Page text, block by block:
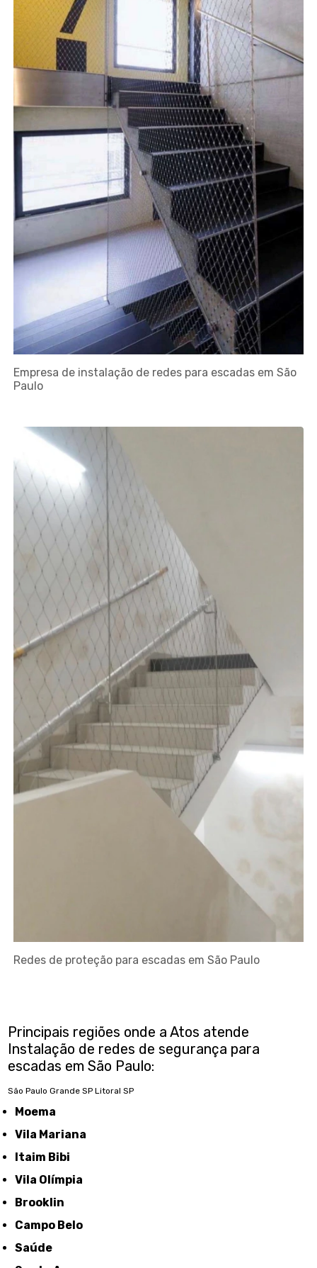
Empresa de instalação de redes para escadas em São
Paulo
Redes de proteção para escadas em São Paulo
Principais regiões onde a Atos atende
Instalação de redes de segurança para
escadas em São Paulo:
São Paulo Grande SP Litoral SP
Moema
Vila Mariana
Itaim Bibi
Vila Olímpia
Brooklin
Campo Belo
Saúde